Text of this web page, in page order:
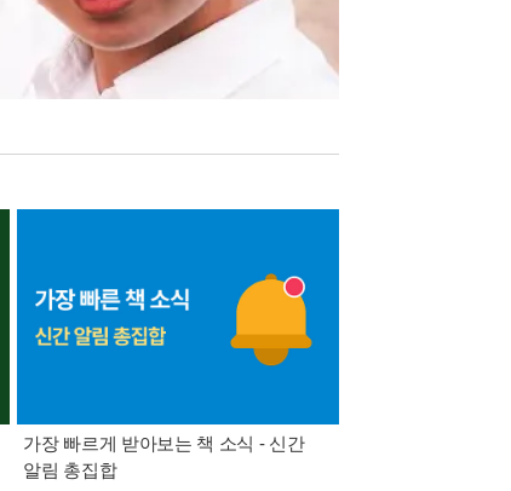
가장 빠르게 받아보는 책 소식 - 신간
알림 총집합